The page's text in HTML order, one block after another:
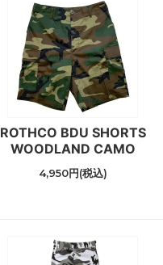
ROTHCO BDU SHORTS
WOODLAND CAMO
4,950円(税込)